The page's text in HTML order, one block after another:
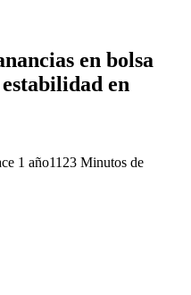
en bolsa
en
1 año1123 Minutos de